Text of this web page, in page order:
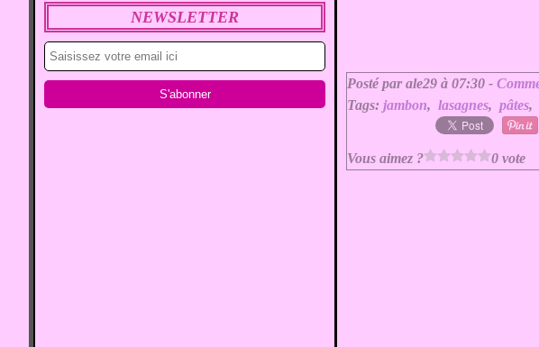
NEWSLETTER
Posté par ale29 à 07:30 -
Tags:jambon,lasagnes,pâtes
Vous aimez ? 0 vote